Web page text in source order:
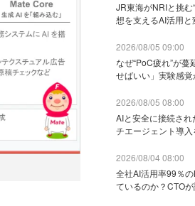
JR東海がNRIと挑
想を支えるAI活用
2026/08/05 09:00
なぜ“PoC疲れ”が
せばいい」実験感
2026/08/05 08:00
AIと安全に接続さ
チエージェント導
2026/08/04 08:00
全社AI活用率99％
ているのか？CTO